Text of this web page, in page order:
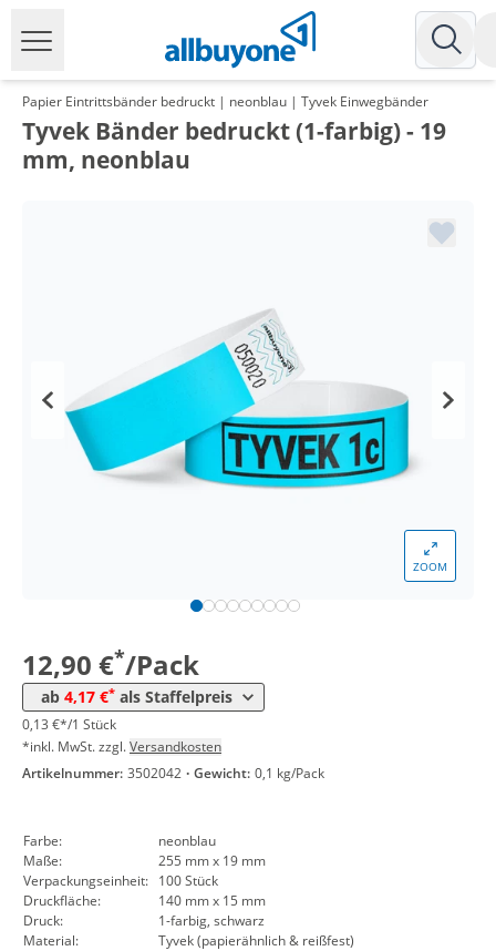
Papier Eintrittsbänder bedruckt | neonblau | Tyvek Einwegbänder
Tyvek Bänder bedruckt (1-farbig) - 19
mm, neonblau
ZOOM
12,90 €*/Pack
ab 4,17 €* als Staffelpreis
Preis
ab 5 Pack 7,14 € 0,07 €*/1Stück
ab 10 Pack 6,19 € * 0,06 €*/1Stück
4,40 € 0,04 €*/1Stück
0,13 €*/1 Stück
*inkl. MwSt. zzgl.Versandkosten
Artikelnummer: 3502042 · Gewicht: 0,1 kg/Pack
Farbe:
neonblau
Maße:
255 mm x 19 mm
Verpackungseinheit: 100 Stück
Druckfläche:
140 mm x 15 mm
Druck:
1-farbig, schwarz
Material:
Tyvek (papierähnlich & reißfest)